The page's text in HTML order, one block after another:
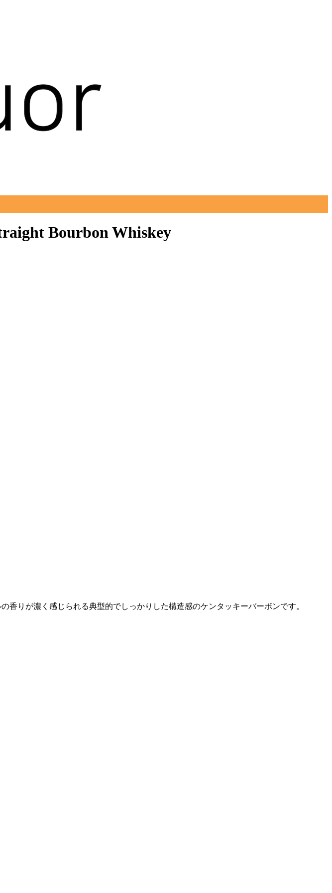
Bourbon Whiskey
りが濃く感じられる典型的でしっかりした構造感のケンタッキーバーボンです。